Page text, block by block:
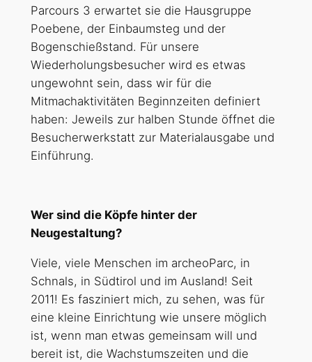
Parcours 3 erwartet sie die Hausgruppe
Poebene, der Einbaumsteg und der
Bogenschießstand. Für unsere
Wiederholungsbesucher wird es etwas
ungewohnt sein, dass wir für die
Mitmachaktivitäten Beginnzeiten definiert
haben: Jeweils zur halben Stunde öffnet die
Besucherwerkstatt zur Materialausgabe und
Einführung.
Wer sind die Köpfe hinter der
Neugestaltung?
Viele, viele Menschen im archeoParc, in
Schnals, in Südtirol und im Ausland! Seit
2011! Es fasziniert mich, zu sehen, was für
eine kleine Einrichtung wie unsere möglich
ist, wenn man etwas gemeinsam will und
bereit ist, die Wachstumszeiten und die